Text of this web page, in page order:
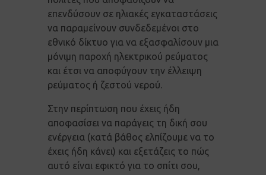
επενδύσουν σε ηλιακές εγκαταστάσεις
να παραμείνουν συνδεδεμένοι στο
εθνικό δίκτυο για να εξασφαλίσουν μια
μόνιμη παροχή ηλεκτρικού ρεύματος
και έτσι να αποφύγουν την έλλειψη
ρεύματος ή ζεστού νερού.
Στην περίπτωση που έχεις ήδη
αποφασίσει να παράγεις τη δική σου
ενέργεια (κατά βάθος ελπίζουμε να το
έχεις ήδη κάνει) και εξετάζεις το πώς
αυτό είναι εφικτό για το σπίτι σου,